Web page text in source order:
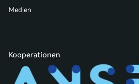
Medien
Kooperationen